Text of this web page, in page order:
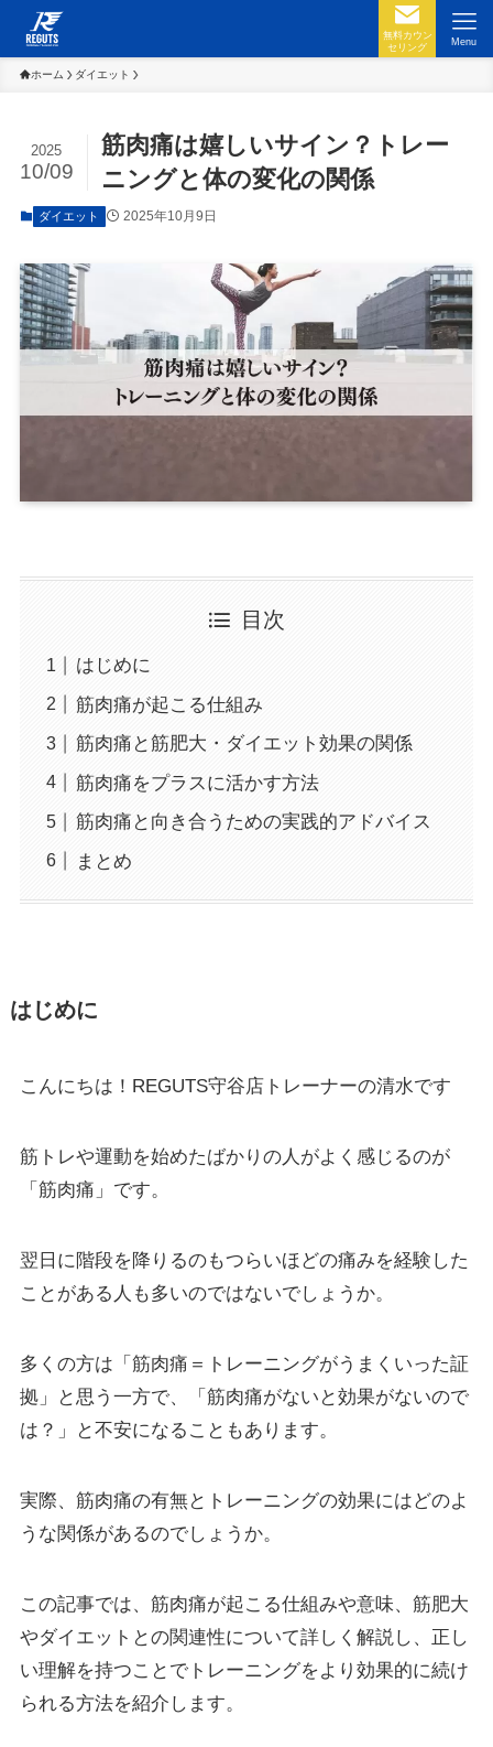
無料カウン
セリング
Menu
ホーム ダイエット
筋肉痛は嬉しいサイン？トレー
ニングと体の変化の関係
2025
10/09
ダイエット 2025年10月9日
目次
はじめに
筋肉痛が起こる仕組み
筋肉痛と筋肥大・ダイエット効果の関係
筋肉痛をプラスに活かす方法
筋肉痛と向き合うための実践的アドバイス
まとめ
はじめに
こんにちは！REGUTS守谷店トレーナーの清水です
筋トレや運動を始めたばかりの人がよく感じるのが
「筋肉痛」です。
翌日に階段を降りるのもつらいほどの痛みを経験した
ことがある人も多いのではないでしょうか。
多くの方は「筋肉痛＝トレーニングがうまくいった証
拠」と思う一方で、「筋肉痛がないと効果がないので
は？」と不安になることもあります。
実際、筋肉痛の有無とトレーニングの効果にはどのよ
うな関係があるのでしょうか。
この記事では、筋肉痛が起こる仕組みや意味、筋肥大
やダイエットとの関連性について詳しく解説し、正し
い理解を持つことでトレーニングをより効果的に続け
られる方法を紹介します。